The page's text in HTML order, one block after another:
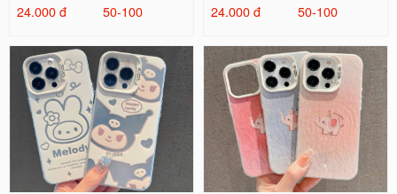
24.000 đ
50-100
24.000 đ
50-100